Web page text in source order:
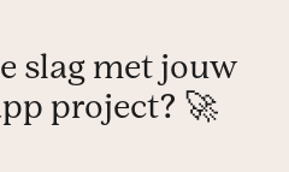
slag met jouw
project? 🚀